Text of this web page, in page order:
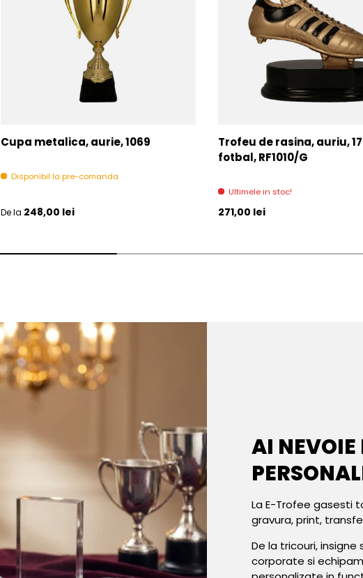
Cupa metalica, aurie, 1069
Disponibil la pre-comanda
Pret initial
De la 248,00 lei
Trofeu de rasina, auriu,
fotbal, RF1010/G
Ultimele in stoc!
Pret initial
271,00 lei
AI NEVOIE
La E-Trofee gasesti
gravura, print,
De la tricouri,
corporate si